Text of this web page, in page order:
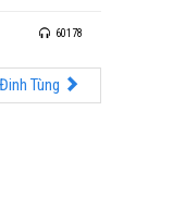
60178
Tùng